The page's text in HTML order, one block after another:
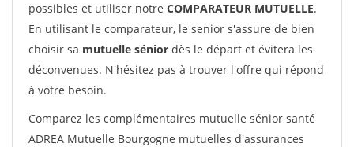
possibles et utiliser notre COMPARATEUR MUTUELLE.
En utilisant le comparateur, le senior s'assure de bien
choisir sa mutuelle sénior dès le départ et évitera les
déconvenues. N'hésitez pas à trouver l'offre qui répond
à votre besoin.
Comparez les complémentaires mutuelle sénior santé
ADREA Mutuelle Bourgogne mutuelles d'assurances